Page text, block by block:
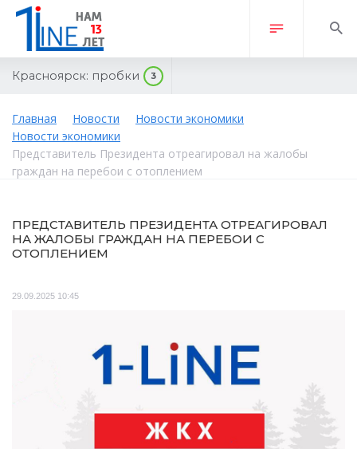
Красноярск: пробки 3
Главная Новости
Новости экономики
Новости экономики
Представитель Президента отреагировал на жалобы
граждан на перебои с отоплением
ПРЕДСТАВИТЕЛЬ ПРЕЗИДЕНТА ОТРЕАГИРОВАЛ
НА ЖАЛОБЫ ГРАЖДАН НА ПЕРЕБОИ С
ОТОПЛЕНИЕМ
29.09.2025 10:45